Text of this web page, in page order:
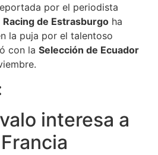
por el periodista
Racing de Estrasburgo ha
la puja por el talentoso
con la Selección de Ecuador
interesa a